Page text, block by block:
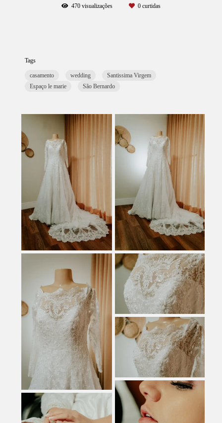
470 visualizações 0 curtidas
Tags
casamento wedding
Santissima Virgem
Espaço le marie
São Bernardo